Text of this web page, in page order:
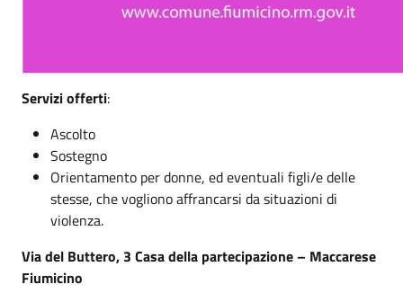
Servizi offerti:
Ascolto
Sostegno
Orientamento per donne, ed eventuali figli/e delle
stesse, che vogliono affrancarsi da situazioni di
violenza.
Via del Buttero, 3 Casa della partecipazione – Maccarese
Fiumicino